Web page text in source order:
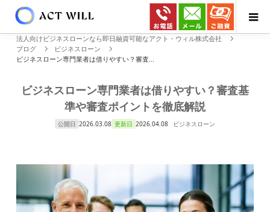
法人向けビジネスローンなら即日融資可能なアクト・ウィル株式会社
ブログ
ビジネスローン
ビジネスローン専門業者は借りやすい？審査...
ビジネスローン専門業者は借りやすい？審査基
準や審査ポイントを徹底解説
公開日 2026.03.08 更新日 2026.04.08 ビジネスローン